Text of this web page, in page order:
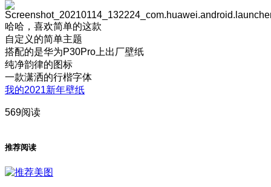
哈哈，喜欢简单的这款
自定义的简单主题
搭配的是华为P30Pro上出厂壁纸
纯净韵律的图标
一款潇洒的行楷字体
我的2021新年壁纸
569阅读
推荐阅读